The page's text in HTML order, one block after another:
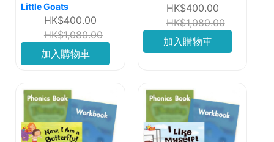
Little Goats
HK$400.00
HK$1,080.00
加入購物車
HK$400.00
HK$1,080.00
加入購物車